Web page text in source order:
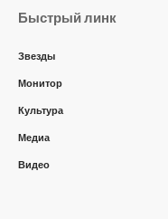
Быстрый линк
Звезды
Монитор
Культура
Медиа
Видео